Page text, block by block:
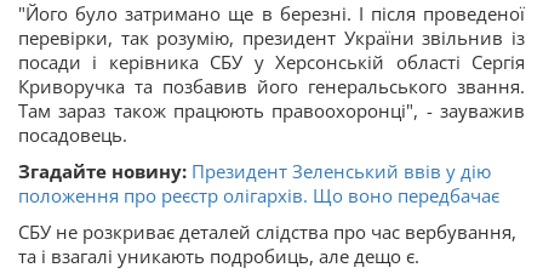
"Його було затримано ще в березні. І після проведеної
перевірки, так розумію, президент України звільнив із
посади і керівника СБУ у Херсонській області Сергія
Криворучка та позбавив його генеральського звання.
Там зараз також працюють правоохоронці", - зауважив
посадовець.
Згадайте новину: Президент Зеленський ввів у дію
положення про реєстр олігархів. Що воно передбачає
СБУ не розкриває деталей слідства про час вербування,
та і взагалі уникають подробиць, але дещо є.